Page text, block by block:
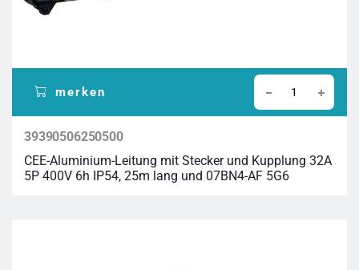
merken
39390506250500
CEE-Aluminium-Leitung mit Stecker und Kupplung 32A
5P 400V 6h IP54, 25m lang und 07BN4-AF 5G6